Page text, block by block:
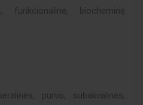
funkcionalinė, biocheminė
purvo, subakvalinės,